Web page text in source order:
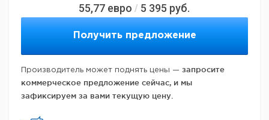
55,77 евро / 5 395 руб.
Получить предложение
Производитель может поднять цены — запросите
коммерческое предложение сейчас, и мы
зафиксируем за вами текущую цену.